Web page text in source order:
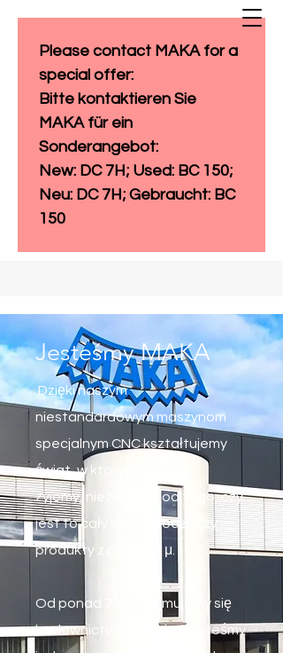
Please contact MAKA for a
special offer:
Bitte kontaktieren Sie
MAKA für ein
Sonderangebot:
New: DC 7H; Used: BC 150;
Neu: DC 7H; Gebraucht: BC
150
Jesteśmy MAKA
Dzięki naszym
niestandardowym maszynom
specjalnym CNC kształtujemy
świat, w którym wszyscy
żyjemy, niezależnie od tego, czy
jest to cały kadłub łodzi, czy
produkty z precyzją μ.
Od ponad 70 lat zajmujemy się
budownictwem lekkim i jesteśmy